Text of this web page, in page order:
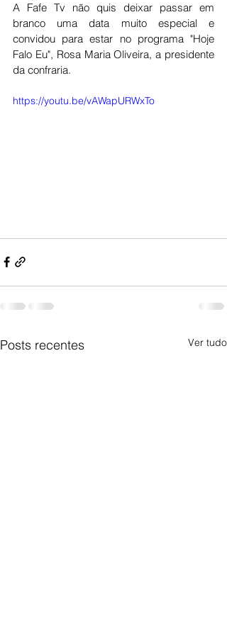
A Fafe Tv não quis deixar passar em
branco uma data muito especial e
convidou para estar no programa "Hoje
Falo Eu", Rosa Maria Oliveira, a presidente
da confraria.
https://youtu.be/vAWapURWxTo
Posts recentes Ver tudo